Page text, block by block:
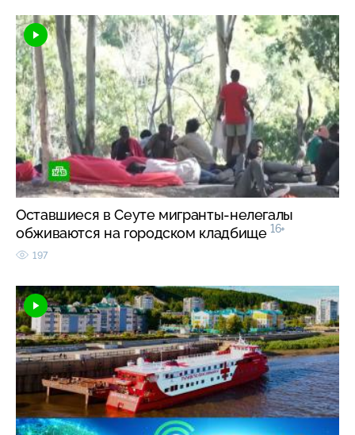
Оставшиеся в Сеуте мигранты-нелегалы
обживаются на городском кладбище 16+
197